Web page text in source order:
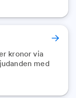
kronor via
med